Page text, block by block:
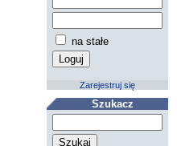
na stałe
Zarejestruj się
Szukacz